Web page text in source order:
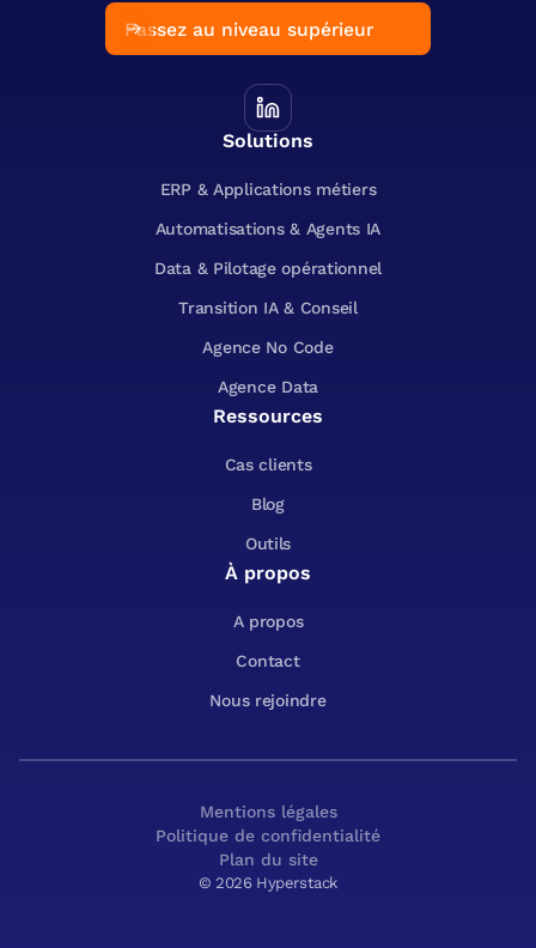
Passez au niveau supérieur
Solutions
ERP & Applications métiers
Automatisations & Agents IA
Data & Pilotage opérationnel
Transition IA & Conseil
Agence No Code
Agence Data
Ressources
Cas clients
Blog
Outils
À propos
A propos
Contact
Nous rejoindre
© 2026 Hyperstack
Mentions légales
Politique de confidentialité
Plan du site